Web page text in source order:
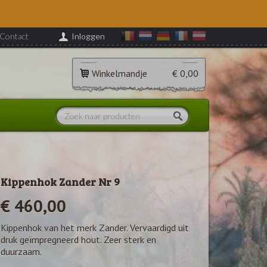
Contact Inloggen
Winkelmandje € 0,00
Kippenhok Zander Nr 9
€ 460,00
Kippenhok van het merk Zander. Vervaardigd uit
druk geïmpregneerd hout. Zeer sterk en
duurzaam.